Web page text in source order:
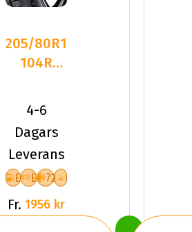
205/80R16
104R
BLIZZAK
DM-V
4-6
Dagars
Leverans
E E 72
Fr. 1956 kr